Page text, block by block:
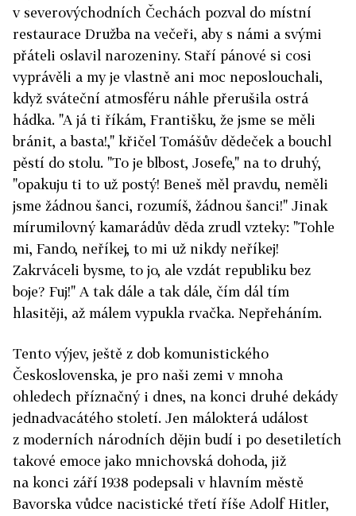
v severovýchodních Čechách pozval do místní
restaurace Družba na večeři, aby s námi a svými
přáteli oslavil narozeniny. Staří pánové si cosi
vyprávěli a my je vlastně ani moc neposlouchali,
když sváteční atmosféru náhle přerušila ostrá
hádka. "A já ti říkám, Františku, že jsme se měli
bránit, a basta!," křičel Tomášův dědeček a bouchl
pěstí do stolu. "To je blbost, Josefe," na to druhý,
"opakuju ti to už postý! Beneš měl pravdu, neměli
jsme žádnou šanci, rozumíš, žádnou šanci!" Jinak
mírumilovný kamarádův děda zrudl vzteky: "Tohle
mi, Fando, neříkej, to mi už nikdy neříkej!
Zakrváceli bysme, to jo, ale vzdát republiku bez
boje? Fuj!" A tak dále a tak dále, čím dál tím
hlasitěji, až málem vypukla rvačka. Nepřeháním.
Tento výjev, ještě z dob komunistického
Československa, je pro naši zemi v mnoha
ohledech příznačný i dnes, na konci druhé dekády
jednadvacátého století. Jen málokterá událost
z moderních národních dějin budí i po desetiletích
takové emoce jako mnichovská dohoda, již
na konci září 1938 podepsali v hlavním městě
Bavorska vůdce nacistické třetí říše Adolf Hitler,